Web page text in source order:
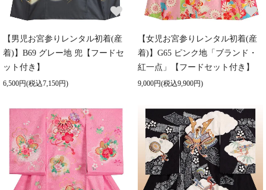
【男児お宮参りレンタル初着(産
着)】B69 グレー地 兜【フードセ
ット付き】
6,500円(税込7,150円)
【女児お宮参りレンタル初着(産
着)】G65 ピンク地「ブランド・
紅一点」【フードセット付き】
9,000円(税込9,900円)